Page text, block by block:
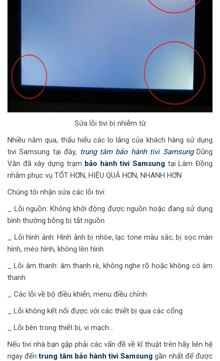
Sửa lỗi tivi bị nhiễm từ
Nhiều năm qua, thấu hiểu các lo lắng của khách hàng sử dụng
tivi Samsung tại đây, trung tâm bảo hành tivi SamsungDũng
Văn đã xây dựng trạm bảo hành tivi Samsung tại Lâm Đồng
nhằm phục vụ TỐT HƠN, HIỆU QUẢ HƠN, NHANH HƠN
Chúng tôi nhận sửa các lỗi tivi:
_ Lỗi nguồn: Không khởi động được nguồn hoặc đang sử dụng
bình thường bỗng bị tắt nguồn
_ Lỗi hình ảnh: Hình ảnh bị nhòe, lạc tone màu sắc, bị sọc màn
hình, méo hình, không lên hình
_ Lỗi âm thanh: âm thanh rè, không nghe rõ hoặc không có âm
thanh
_ Các lỗi về bộ điều khiển, menu điều chỉnh
_ Lỗi không kết nối được với các thiết bị qua các cổng
_ Lỗi bên trong thiết bị, vi mạch…
Nếu tivi nhà bạn gặp phải các vấn đề về kĩ thuật trên hãy liên hệ
ngay đếntrung tâm bảo hành tivi Samsung gần nhất để được